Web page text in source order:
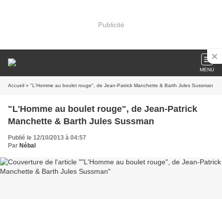
Publicité
MENU
Accueil » "L'Homme au boulet rouge", de Jean-Patrick Manchette & Barth Jules Sussman
"L'Homme au boulet rouge", de Jean-Patrick
Manchette & Barth Jules Sussman
Publié le 12/10/2013 à 04:57
Par Nébal